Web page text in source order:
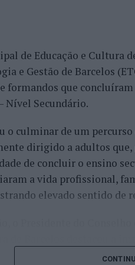
desenvolve percursos
autonomia, inclusão
mais de 1.000
inovação e impacto.
categorias passam à final,
“Innovation in Politics
prevista a presença de
de Educação e Cultura
e Gestão de Barcelos
formandos que concluíram
Nível Secundário.
o culminar de um
dirigido a adultos
de concluir o ensino
a vida profissional,
elevado sentido de
qualificação das pessoas,